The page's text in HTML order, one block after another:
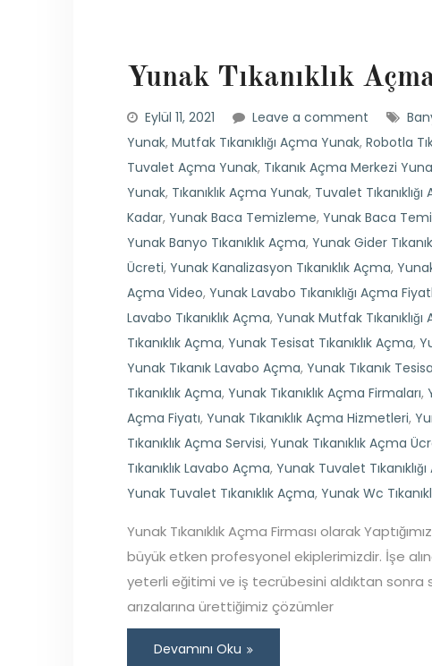
Yunak Tıkanıklık
Eylül 11, 2021 Leave a comment
Yunak, Mutfak Tıkanıklığı Açma Yunak, Robotla
Tuvalet Açma Yunak, Tıkanık Açma Merkezi
Yunak, Tıkanıklık Açma Yunak, Tuvalet
Kadar, Yunak Baca Temizleme, Yunak Baca
Yunak Banyo Tıkanıklık Açma, Yunak Gider
Ücreti, Yunak Kanalizasyon Tıkanıklık Açma,
Açma Video, Yunak Lavabo Tıkanıklığı Açma
Lavabo Tıkanıklık Açma, Yunak Mutfak Tıkanıklığı
Tıkanıklık Açma, Yunak Tesisat Tıkanıklık Açma,
Yunak Tıkanık Lavabo Açma, Yunak Tıkanık
Tıkanıklık Açma, Yunak Tıkanıklık Açma Firmaları,
Açma Fiyatı, Yunak Tıkanıklık Açma Hizmetleri,
Tıkanıklık Açma Servisi, Yunak Tıkanıklık Açma
Tıkanıklık Lavabo Açma, Yunak Tuvalet
Yunak Tuvalet Tıkanıklık Açma, Yunak Wc
Yunak Tıkanıklık Açma Firması olarak
büyük etken profesyonel ekiplerimizdir. İşe
yeterli eğitimi ve iş tecrübesini aldıktan sonra
arızalarına ürettiğimiz çözümler
Devamını Oku